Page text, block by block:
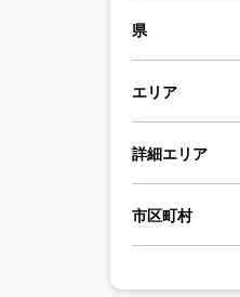
県
エリア
詳細エリア
市区町村